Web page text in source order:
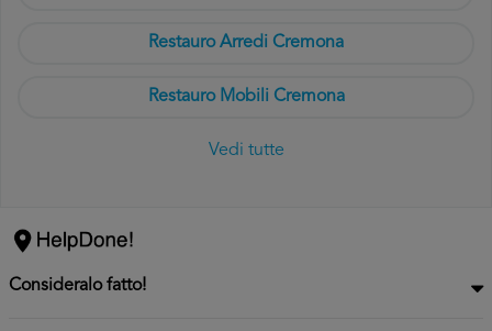
Restauro Arredi Cremona
Restauro Mobili Cremona
Vedi tutte
Consideralo fatto!